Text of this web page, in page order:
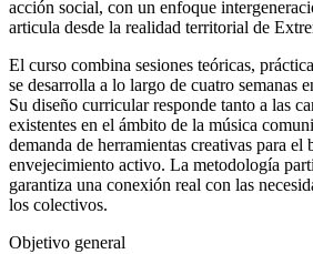
acción social, con un enfoque
articula desde la realidad territorial de
El curso combina sesiones teóricas,
se desarrolla a lo largo de cuatro semanas
Su diseño curricular responde tanto a las
existentes en el ámbito de la música
demanda de herramientas creativas para el
envejecimiento activo. La metodología
garantiza una conexión real con las
los colectivos.
Objetivo general